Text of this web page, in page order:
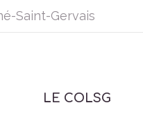
Saint-Gervais
LE COLSG